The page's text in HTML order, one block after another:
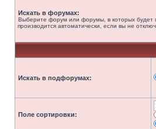
Искать в форумах:
Выберите форум или форумы, в которых будет
производится автоматически, если вы не
Искать в подфорумах:
Поле сортировки: